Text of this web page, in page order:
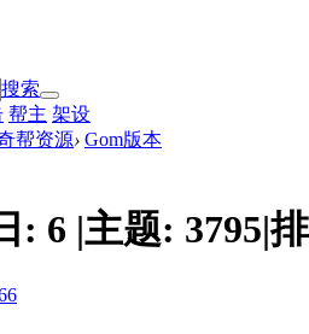
搜索
帮主 架设
帮资源› Gom版本
: 6 |主题: 3795|